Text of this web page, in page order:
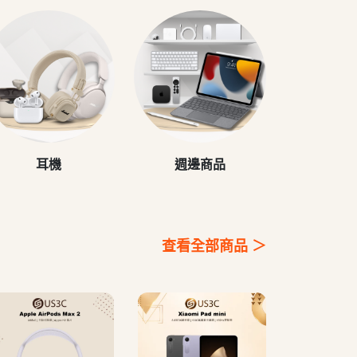
耳機 週邊商品
查看全部商品 ＞